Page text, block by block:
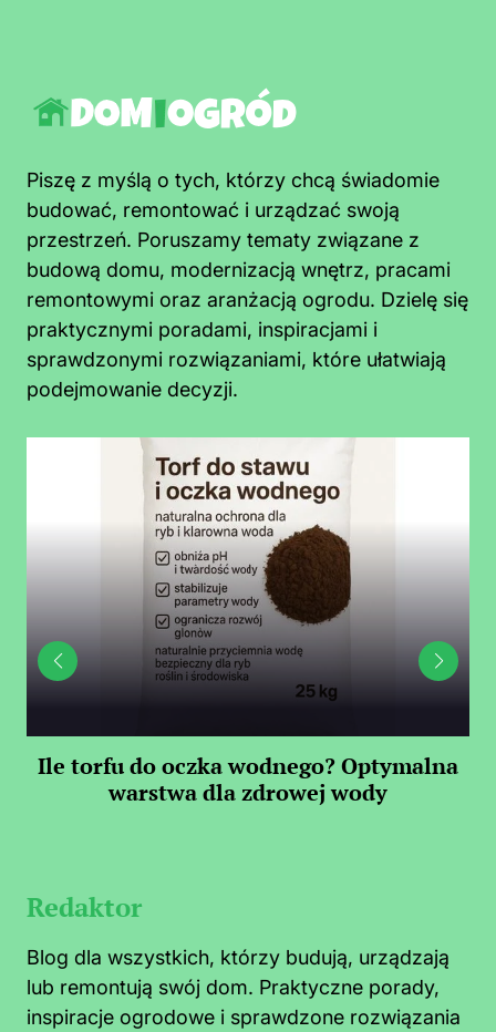
Piszę z myślą o tych, którzy chcą świadomie
budować, remontować i urządzać swoją
przestrzeń. Poruszamy tematy związane z
budową domu, modernizacją wnętrz, pracami
remontowymi oraz aranżacją ogrodu. Dzielę się
praktycznymi poradami, inspiracjami i
sprawdzonymi rozwiązaniami, które ułatwiają
podejmowanie decyzji.
Ile torfu do oczka wodnego? Optymalna
warstwa dla zdrowej wody
Redaktor
Blog dla wszystkich, którzy budują, urządzają
lub remontują swój dom. Praktyczne porady,
inspiracje ogrodowe i sprawdzone rozwiązania